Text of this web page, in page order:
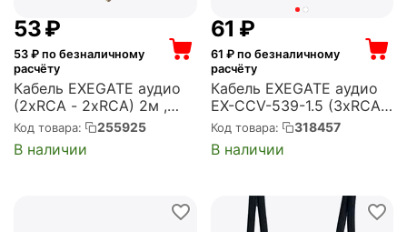
‍53‍₽
53 ₽ по безналичному
расчёту
Кабель EXEGATE аудио
(2xRCA - 2xRCA) 2м ,
позолоченные разъемы
(EX254083RUS)
Код товара: 255925
В наличии
‍61‍ ₽
61 ₽ по безналичному
расчёту
Кабель EXEGATE аудио
EX-CCV-539-1.5 (3xRCA
M/3xRCA M, 1,5м)
(EX284947RUS)
Код товара: 318457
В наличии